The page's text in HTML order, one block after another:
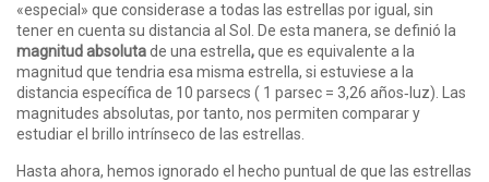
«especial» que considerase a todas las estrellas por igual, sin
tener en cuenta su distancia al Sol. De esta manera, se definió la
magnitud absolutade una estrella,que es equivalente a la
magnitud que tendria esa misma estrella, si estuviese a la
distancia específica de 10 parsecs ( 1 parsec = 3,26 años‑luz). Las
magnitudes absolutas, por tanto, nos permiten comparar y
estudiar el brillo intrínseco de las estrellas.
Hasta ahora, hemos ignorado el hecho puntual de que las estrellas